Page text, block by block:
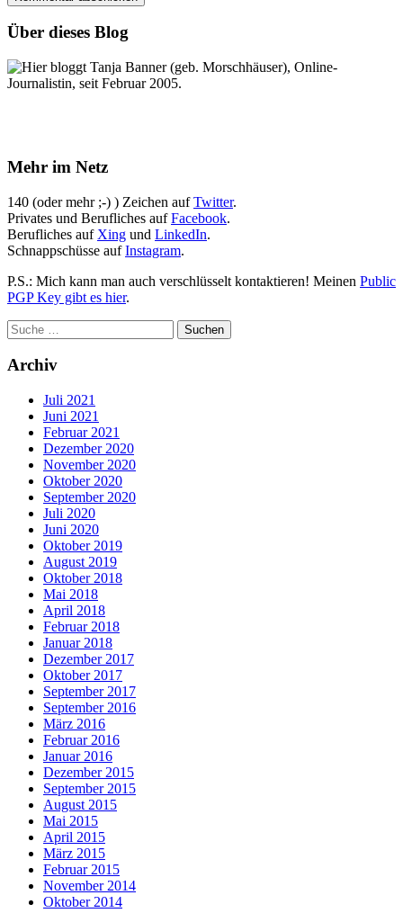
Über dieses Blog
Hier bloggt Tanja Banner (geb. Morschhäuser), Online-
Journalistin, seit Februar 2005.
Mehr im Netz
140 (oder mehr ;-) ) Zeichen aufTwitter.
Privates und Berufliches aufFacebook.
Berufliches auf Xing und LinkedIn.
Schnappschüsse aufInstagram.
P.S.: Mich kann man auch verschlüsselt kontaktieren! Meinen Public
PGP Key gibt es hier.
Archiv
Juli 2021
Juni 2021
Februar 2021
Dezember 2020
November 2020
Oktober 2020
September 2020
Juli 2020
Juni 2020
Oktober 2019
August 2019
Oktober 2018
Mai 2018
April 2018
Februar 2018
Januar 2018
Dezember 2017
Oktober 2017
September 2017
September 2016
März 2016
Februar 2016
Januar 2016
Dezember 2015
September 2015
August 2015
Mai 2015
April 2015
März 2015
Februar 2015
November 2014
Oktober 2014